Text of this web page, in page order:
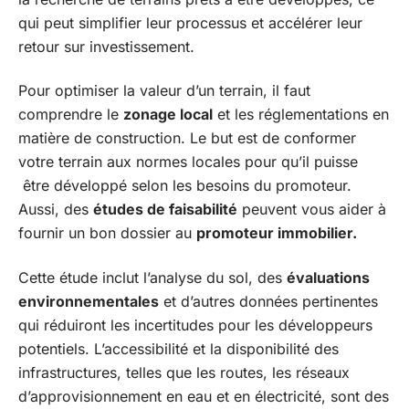
qui peut simplifier leur processus et accélérer leur
retour sur investissement.
Pour optimiser la valeur d’un terrain, il faut
comprendre le zonage local et les réglementations en
matière de construction. Le but est de conformer
votre terrain aux normes locales pour qu’il puisse
être développé selon les besoins du promoteur.
Aussi, des études de faisabilité peuvent vous aider à
fournir un bon dossier au promoteur immobilier.
Cette étude inclut l’analyse du sol, des évaluations
environnementales et d’autres données pertinentes
qui réduiront les incertitudes pour les développeurs
potentiels. L’accessibilité et la disponibilité des
infrastructures, telles que les routes, les réseaux
d’approvisionnement en eau et en électricité, sont des